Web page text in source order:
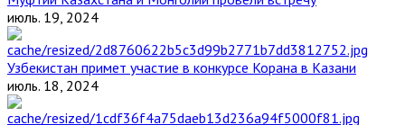
июль. 19, 2024
Узбекистан примет участие в конкурсе Корана в Казани
июль. 18, 2024